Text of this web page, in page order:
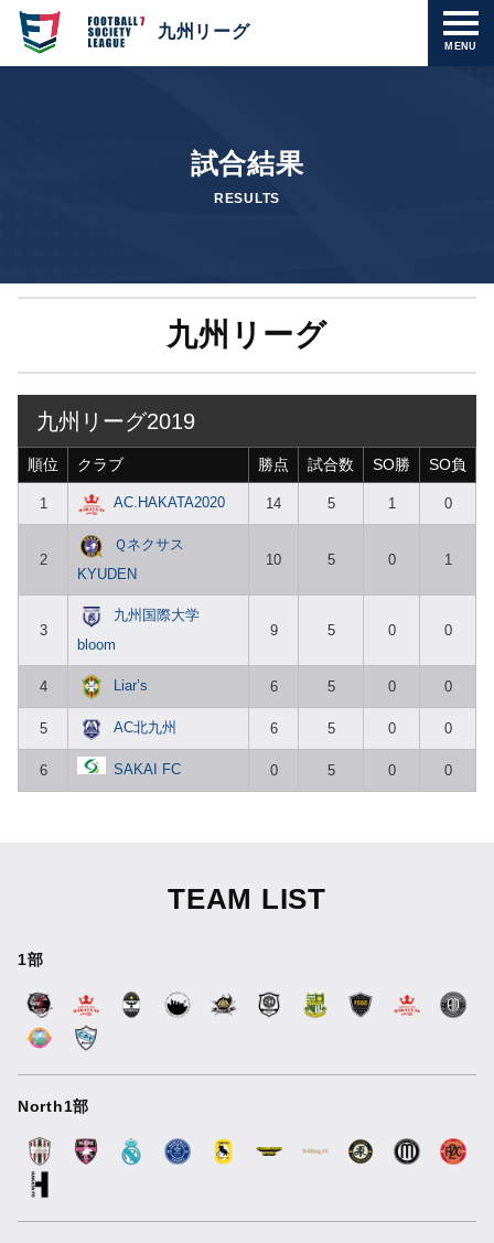
MENU
九州リーグ
試合結果
RESULTS
九州リーグ
九州リーグ2019
順位 クラブ 勝点 試合数 SO勝 SO負
1 AC.HAKATA2020 14 5 1 0
2
Ｑネクサス
KYUDEN
10 5 0 1
3
九州国際大学
bloom
9 5 0 0
4 Liar’s 6 5 0 0
5 AC北九州 6 5 0 0
6 SAKAI FC 0 5 0 0
TEAM LIST
1部
North1部